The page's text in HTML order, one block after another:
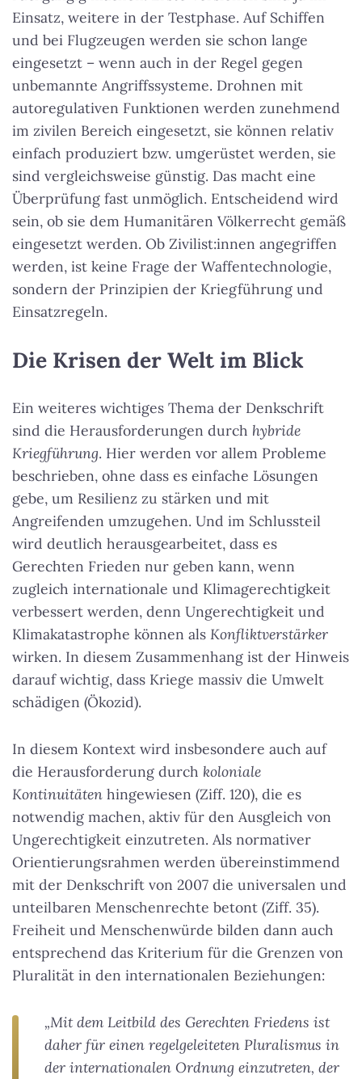
Einsatz, weitere in der Testphase. Auf Schiffen
und bei Flugzeugen werden sie schon lange
eingesetzt – wenn auch in der Regel gegen
unbemannte Angriffssysteme. Drohnen mit
autoregulativen Funktionen werden zunehmend
im zivilen Bereich eingesetzt, sie können relativ
einfach produziert bzw. umgerüstet werden, sie
sind vergleichsweise günstig. Das macht eine
Überprüfung fast unmöglich. Entscheidend wird
sein, ob sie dem Humanitären Völkerrecht gemäß
eingesetzt werden. Ob Zivilist:innen angegriffen
werden, ist keine Frage der Waffentechnologie,
sondern der Prinzipien der Kriegführung und
Einsatzregeln.
Die Krisen der Welt im Blick
Ein weiteres wichtiges Thema der Denkschrift
sind die Herausforderungen durch hybride
Kriegführung. Hier werden vor allem Probleme
beschrieben, ohne dass es einfache Lösungen
gebe, um Resilienz zu stärken und mit
Angreifenden umzugehen. Und im Schlussteil
wird deutlich herausgearbeitet, dass es
Gerechten Frieden nur geben kann, wenn
zugleich internationale und Klimagerechtigkeit
verbessert werden, denn Ungerechtigkeit und
Klimakatastrophe können als Konfliktverstärker
wirken. In diesem Zusammenhang ist der Hinweis
darauf wichtig, dass Kriege massiv die Umwelt
schädigen (Ökozid).
In diesem Kontext wird insbesondere auch auf
die Herausforderung durch koloniale
Kontinuitäten hingewiesen (Ziff. 120), die es
notwendig machen, aktiv für den Ausgleich von
Ungerechtigkeit einzutreten. Als normativer
Orientierungsrahmen werden übereinstimmend
mit der Denkschrift von 2007 die universalen und
unteilbaren Menschenrechte betont (Ziff. 35).
Freiheit und Menschenwürde bilden dann auch
entsprechend das Kriterium für die Grenzen von
Pluralität in den internationalen Beziehungen:
„Mit dem Leitbild des Gerechten Friedens ist
daher für einen regelgeleiteten Pluralismus in
der internationalen Ordnung einzutreten, der